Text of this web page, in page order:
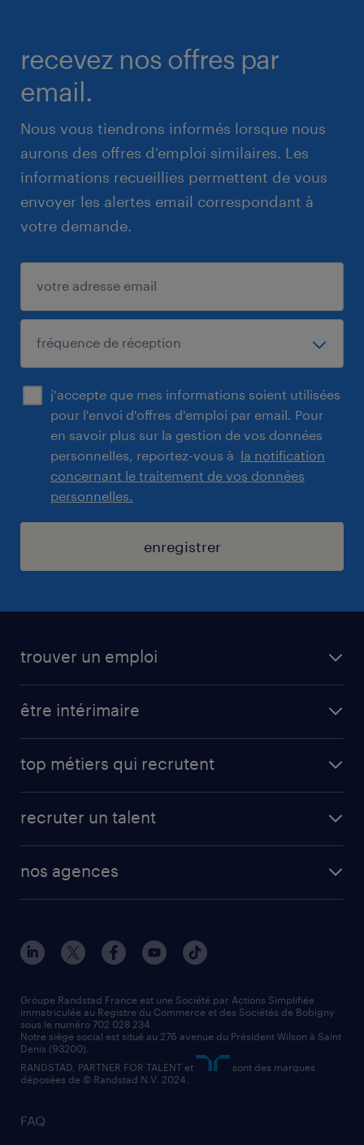
recevez nos offres par
email.
Nous vous tiendrons informés lorsque nous
aurons des offres d'emploi similaires. Les
informations recueillies permettent de vous
envoyer les alertes email correspondant à
votre demande.
j'accepte que mes informations soient utilisées
pour l'envoi d'offres d'emploi par email. Pour
en savoir plus sur la gestion de vos données
personnelles, reportez-vous à la notification
concernant le traitement de vos données
personnelles.
enregistrer
trouver un emploi
créer un compte candidat
être intérimaire
app talent / portail web
top métiers qui recrutent
manutentionnaire
assistant administratif
comptable
recruter un talent
solutions opérationnelles
contact entreprise
faq intérim / recrutement
nos agences
nos agences par ville
nos agences par région
nos cabinets de recrutement
FAQ
Groupe Randstad France est une Société par Actions Simplifiée
immatriculée au Registre du Commerce et des Sociétés de Bobigny
sous le numéro 702 028 234.
Notre siège social est situé au 276 avenue du Président Wilson à Saint
Denis (93200).
RANDSTAD, PARTNER FOR TALENT et
sont des marques
déposées de © Randstad N.V. 2024.